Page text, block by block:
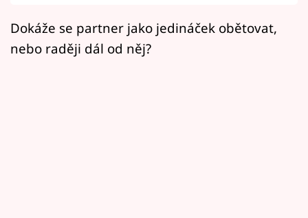
Mámy sobě
Dokáže se partner jako jedináček obětovat,
nebo raději dál od něj?